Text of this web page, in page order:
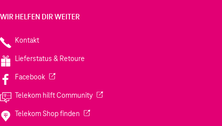
WIR HELFEN DIR WEITER
Kontakt
Lieferstatus & Retoure
Facebook(Wird in einem neuen Tab geöffnet)
Telekom hilft Community(Wird in einem neuen Tab geöffnet)
Telekom Shop finden (Wird in einem neuen Tab geöffnet)